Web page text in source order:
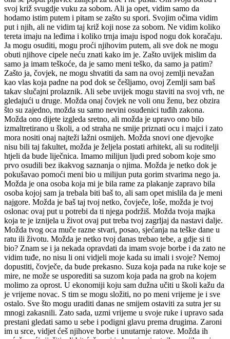
svoj križ svugdje vuku za sobom. Ali ja opet, vidim samo da
hodamo istim putem i pitam se zašto su spori. Svojim očima vidim
put i njih, ali ne vidim taj križ koji nose za sobom. Ne vidim koliko
tereta imaju na leđima i koliko trnja imaju ispod nogu dok koračaju.
Ja mogu osuditi, mogu proći njihovim putem, ali sve dok ne mogu
obuti njihove cipele neću znati kako im je. Zašto uvijek mislim da
samo ja imam teškoće, da je samo meni teško, da samo ja patim?
Zašto ja, čovjek, ne mogu shvatiti da sam na ovoj zemlji nevažan
kao vlas koja padne na pod dok se češljamo, ovoj Zemlji sam baš
takav slučajni prolaznik. Ali sebe uvijek mogu staviti na svoj vrh, ne
gledajući u druge. Možda onaj čovjek ne voli onu ženu, bez obzira
što su zajedno, možda su samo nevini osuđenici tuđih zakona.
Možda ono dijete izgleda sretno, ali možda je upravo ono bilo
izmaltretirano u školi, a od straha ne smije priznati ocu i majci i zato
mora nositi onaj najteži lažni osmijeh. Možda snovi one djevojke
nisu bili taj fakultet, možda je željela postati arhitekt, ali su roditelji
htjeli da bude liječnica. Imamo milijun ljudi pred sobom koje smo
prvo osudili bez ikakvog saznanja o njima. Možda je netko dok je
pokušavao pomoći meni bio u milijun puta gorim stvarima nego ja.
Možda je ona osoba koja mi je bila rame za plakanje zapravo bila
osoba kojoj sam ja trebala biti baš to, ali sam opet mislila da je meni
najgore. Možda je baš taj tvoj netko, čovječe, loše, možda je tvoj
oslonac ovaj put u potrebi da ti njega podržiš. Možda tvoja majka
koja te je iznijela u život ovaj put treba tvoj zagrljaj da nastavi dalje.
Možda tvog oca muče razne stvari, posao, sjećanja na teške dane u
ratu ili životu. Možda je netko tvoj danas trebao tebe, a gdje si ti
bio? Znam se i ja nekada opravdati da imam svoje borbe i da zato ne
vidim tuđe, no nisu li oni vidjeli moje kada su imali i svoje? Nemoj
dopustiti, čovječe, da bude prekasno. Suza koja pada na ruke koje se
mire, ne može se usporediti sa suzom koja pada na grob na kojem
molimo za oprost. U ekonomiji koju sam dužna učiti u školi kažu da
je vrijeme novac. S tim se mogu složiti, no po meni vrijeme je i sve
ostalo. Sve što mogu uraditi danas ne smijem ostaviti za sutra jer su
mnogi zakasnili. Zato sada, uzmi vrijeme u svoje ruke i upravo sada
prestani gledati samo u sebe i podigni glavu prema drugima. Zaroni
im u srce, vidjet ćeš njihove borbe i unutarnje ratove. Možda ih